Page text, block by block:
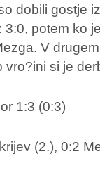
dobili gostje
3:0, potem ko
V
vro?ini si je
1:3 (0:3)
(2.), 0:2